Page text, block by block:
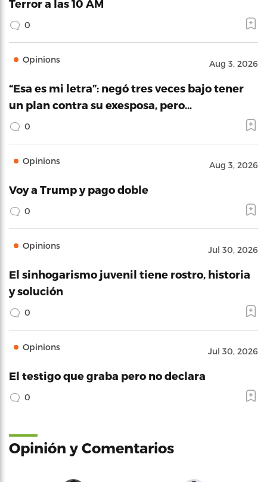
Terror a las 10 AM
0
Opinions Aug 3, 2026
“Esa es mi letra”: negó tres veces bajo tener
un plan contra su exesposa, pero…
0
Opinions Aug 3, 2026
Voy a Trump y pago doble
0
Opinions Jul 30, 2026
El sinhogarismo juvenil tiene rostro, historia
y solución
0
Opinions Jul 30, 2026
El testigo que graba pero no declara
0
Opinión y Comentarios